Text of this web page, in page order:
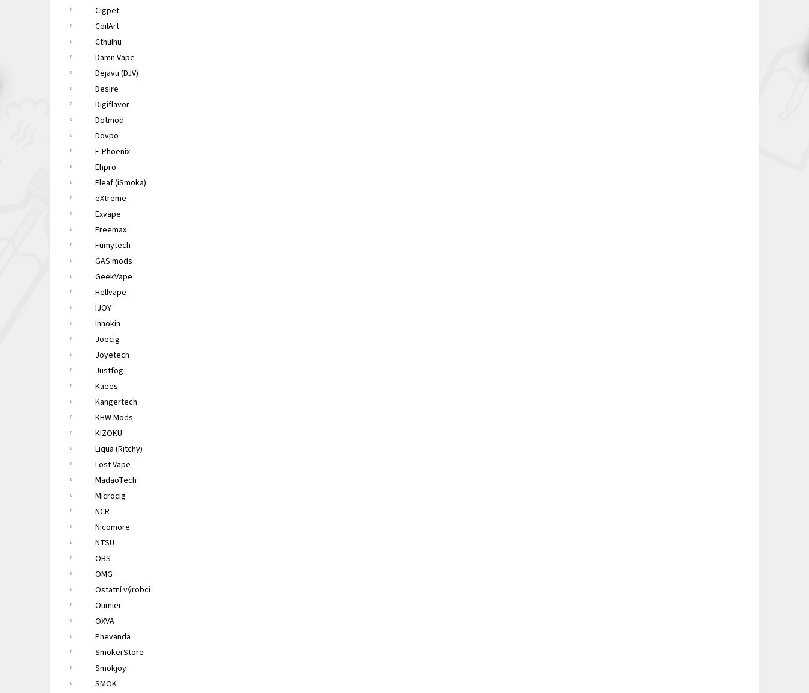
Cigpet
CoilArt
Cthulhu
Damn Vape
Dejavu (DJV)
Desire
Digiflavor
Dotmod
Dovpo
E-Phoenix
Ehpro
Eleaf (iSmoka)
eXtreme
Exvape
Freemax
Fumytech
GAS mods
GeekVape
Hellvape
IJOY
Innokin
Joecig
Joyetech
Justfog
Kaees
Kangertech
KHW Mods
KIZOKU
Liqua (Ritchy)
Lost Vape
MadaoTech
Microcig
NCR
Nicomore
NTSU
OBS
OMG
Ostatní výrobci
Oumier
OXVA
Phevanda
SmokerStore
Smokjoy
SMOK